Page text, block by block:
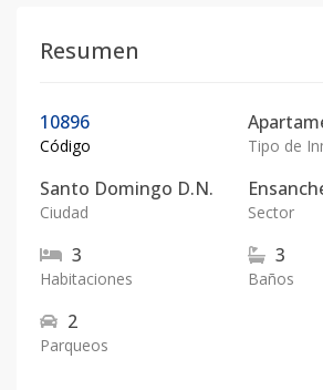
Resumen
10896
Código Tipo de
Santo Domingo D.N.
Ciudad Sector
3
Habitaciones
3
Baños
2
Parqueos